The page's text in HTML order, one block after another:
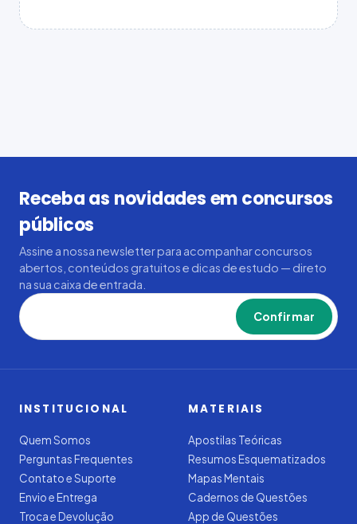
Receba as novidades em concursos
públicos
Assine a nossa newsletter para acompanhar concursos
abertos, conteúdos gratuitos e dicas de estudo — direto
na sua caixa de entrada.
Confirmar
INSTITUCIONAL
Quem Somos
Perguntas Frequentes
Contato e Suporte
Envio e Entrega
Troca e Devolução
MATERIAIS
Apostilas Teóricas
Resumos Esquematizados
Mapas Mentais
Cadernos de Questões
App de Questões